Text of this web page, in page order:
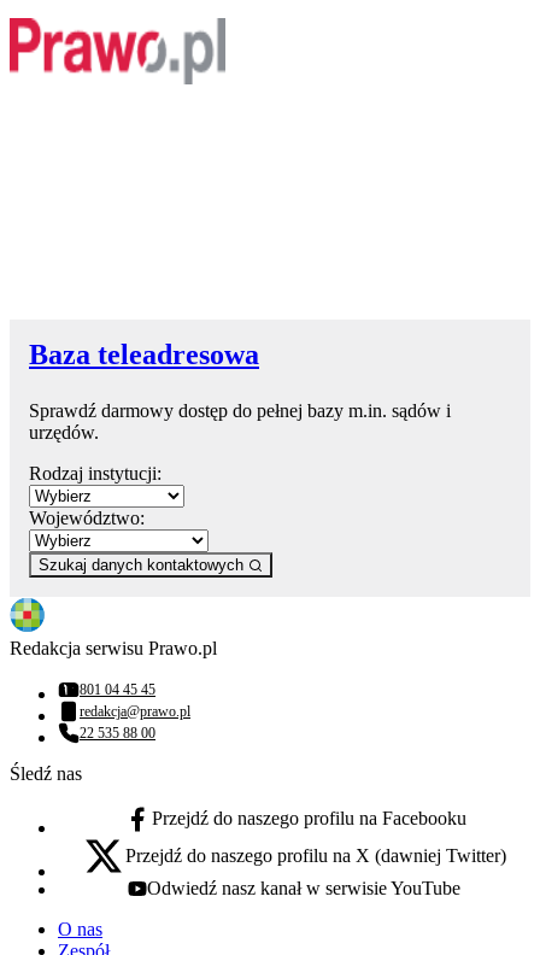
Baza teleadresowa
Sprawdź darmowy dostęp do pełnej bazy m.in. sądów i
urzędów.
Rodzaj instytucji:
Województwo:
Szukaj danych kontaktowych
Redakcja serwisu Prawo.pl
Numer telefonu:
801 04 45 45
Adres email:
redakcja@prawo.pl
Numer telefonu:
22 535 88 00
Śledź nas
facebook - otwiera się w nowej karcie
Przejdź do naszego profilu na Facebooku
x - otwiera się w nowej karcie
Przejdź do naszego profilu na X (dawniej Twitter)
youtube - otwiera się w nowej karcie
Odwiedź nasz kanał w serwisie YouTube
O nas
Zespół